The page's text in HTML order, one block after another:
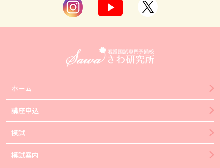
ホーム
講座申込
模試
模試案内